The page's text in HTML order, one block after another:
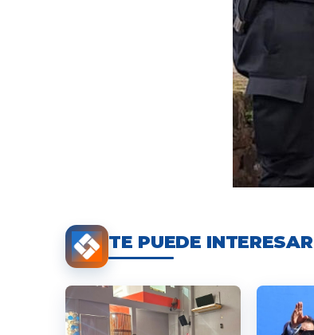
TE PUEDE INTERESAR